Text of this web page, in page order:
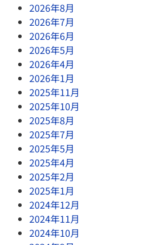
2026年8月
2026年7月
2026年6月
2026年5月
2026年4月
2026年1月
2025年11月
2025年10月
2025年8月
2025年7月
2025年5月
2025年4月
2025年2月
2025年1月
2024年12月
2024年11月
2024年10月